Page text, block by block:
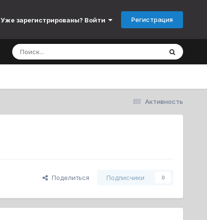
Уже зарегистрированы? Войти Регистрация
Активность
Поделиться Подписчики 0